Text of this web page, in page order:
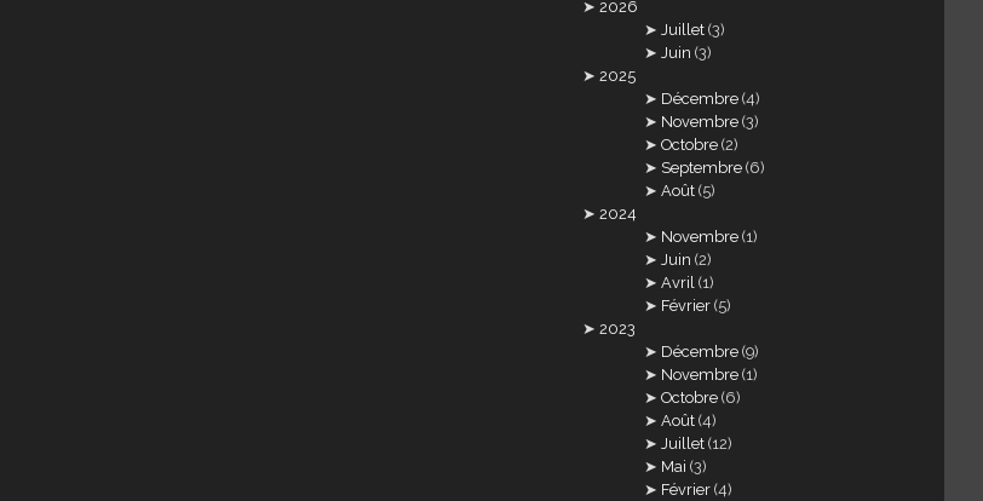
2026
Juillet (3)
Juin (3)
2025
Décembre (4)
Novembre (3)
Octobre (2)
Septembre (6)
Août (5)
2024
Novembre (1)
Juin (2)
Avril (1)
Février (5)
2023
Décembre (9)
Novembre (1)
Octobre (6)
Août (4)
Juillet (12)
Mai (3)
Février (4)